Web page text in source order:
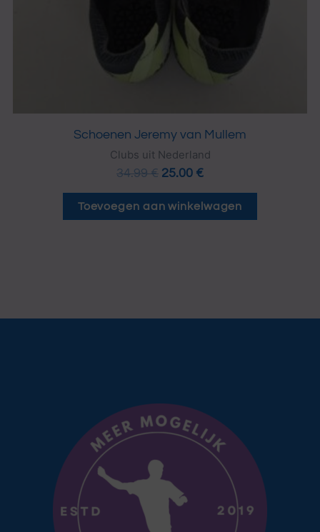
Schoenen Jeremy van Mullem
Clubs uit Nederland
34.99€ 25.00 €
Toevoegen aan winkelwagen